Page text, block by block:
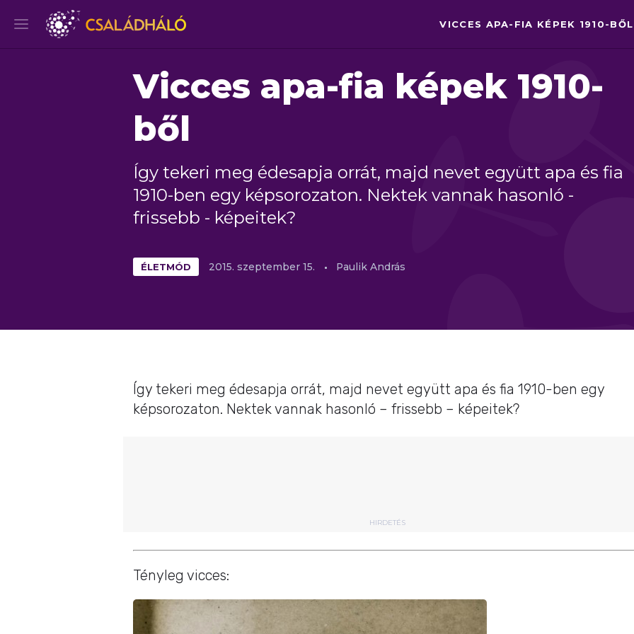
VICCES APA-FIA KÉPEK 1910-BŐL
Vicces apa-fia képek 1910-
ből
Így tekeri meg édesapja orrát, majd nevet együtt apa és fia
1910-ben egy képsorozaton. Nektek vannak hasonló -
frissebb - képeitek?
ÉLETMÓD 2015. szeptember 15. Paulik András
Így tekeri meg édesapja orrát, majd nevet együtt apa és fia 1910-ben egy
képsorozaton. Nektek vannak hasonló – frissebb – képeitek?
HIRDETÉS
Tényleg vicces: